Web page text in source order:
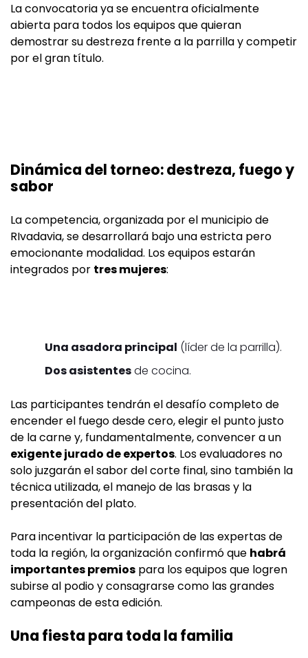
La convocatoria ya se encuentra oficialmente
abierta para todos los equipos que quieran
demostrar su destreza frente a la parrilla y competir
por el gran título.
Dinámica del torneo: destreza, fuego y
sabor
La competencia, organizada por el municipio de
RIvadavia, se desarrollará bajo una estricta pero
emocionante modalidad. Los equipos estarán
integrados por tres mujeres:
Una asadora principal (líder de la parrilla).
Dos asistentesde cocina.
Las participantes tendrán el desafío completo de
encender el fuego desde cero, elegir el punto justo
de la carne y, fundamentalmente, convencer a un
exigente jurado de expertos. Los evaluadores no
solo juzgarán el sabor del corte final, sino también la
técnica utilizada, el manejo de las brasas y la
presentación del plato.
Para incentivar la participación de las expertas de
toda la región, la organización confirmó que habrá
importantes premios para los equipos que logren
subirse al podio y consagrarse como las grandes
campeonas de esta edición.
Una fiesta para toda la familia